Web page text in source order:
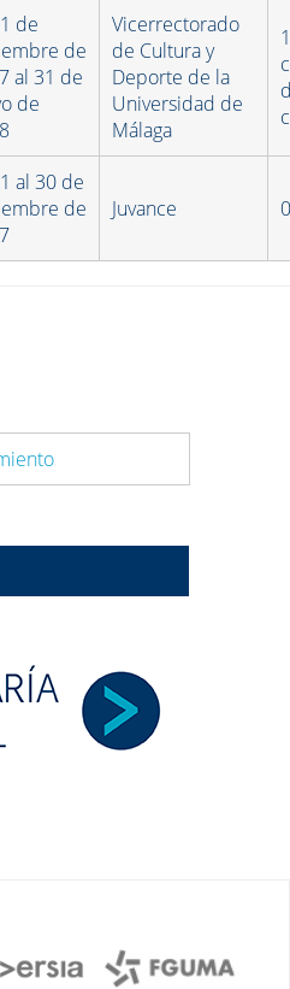
de
de
al 31 de
de
Vicerrectorado
de Cultura y
Deporte de la
Universidad de
Málaga
al 30 de
de
Juvance